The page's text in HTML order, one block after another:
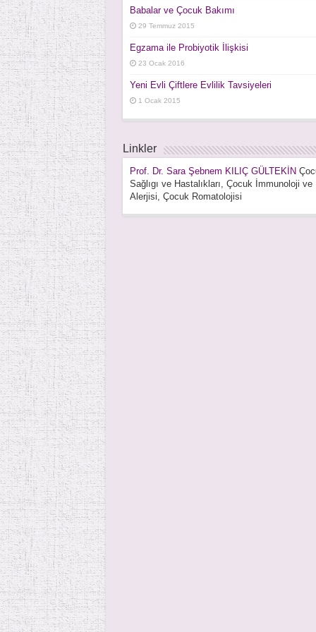
Babalar ve Çocuk Bakımı
29 Temmuz 2015
Egzama ile Probiyotik İlişkisi
23 Ocak 2016
Yeni Evli Çiftlere Evlilik Tavsiyeleri
1 Ocak 2015
Linkler
Prof. Dr. Sara Şebnem KILIÇ GÜLTEKİN
Sağlıgı ve Hastalıkları, Çocuk İmmunoloji ve
Alerjisi, Çocuk Romatolojisi